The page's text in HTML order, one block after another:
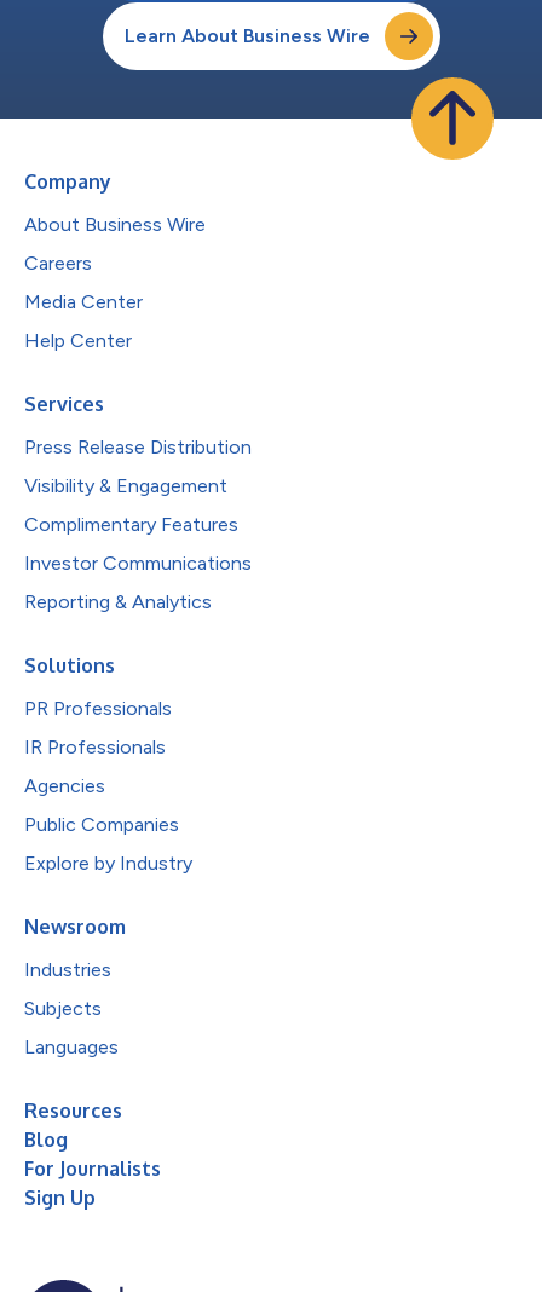
Learn About Business Wire
Company
About Business Wire
Careers
Media Center
Help Center
Services
Press Release Distribution
Visibility & Engagement
Complimentary Features
Investor Communications
Reporting & Analytics
Solutions
PR Professionals
IR Professionals
Agencies
Public Companies
Explore by Industry
Newsroom
Industries
Subjects
Languages
Resources
Blog
For Journalists
Sign Up